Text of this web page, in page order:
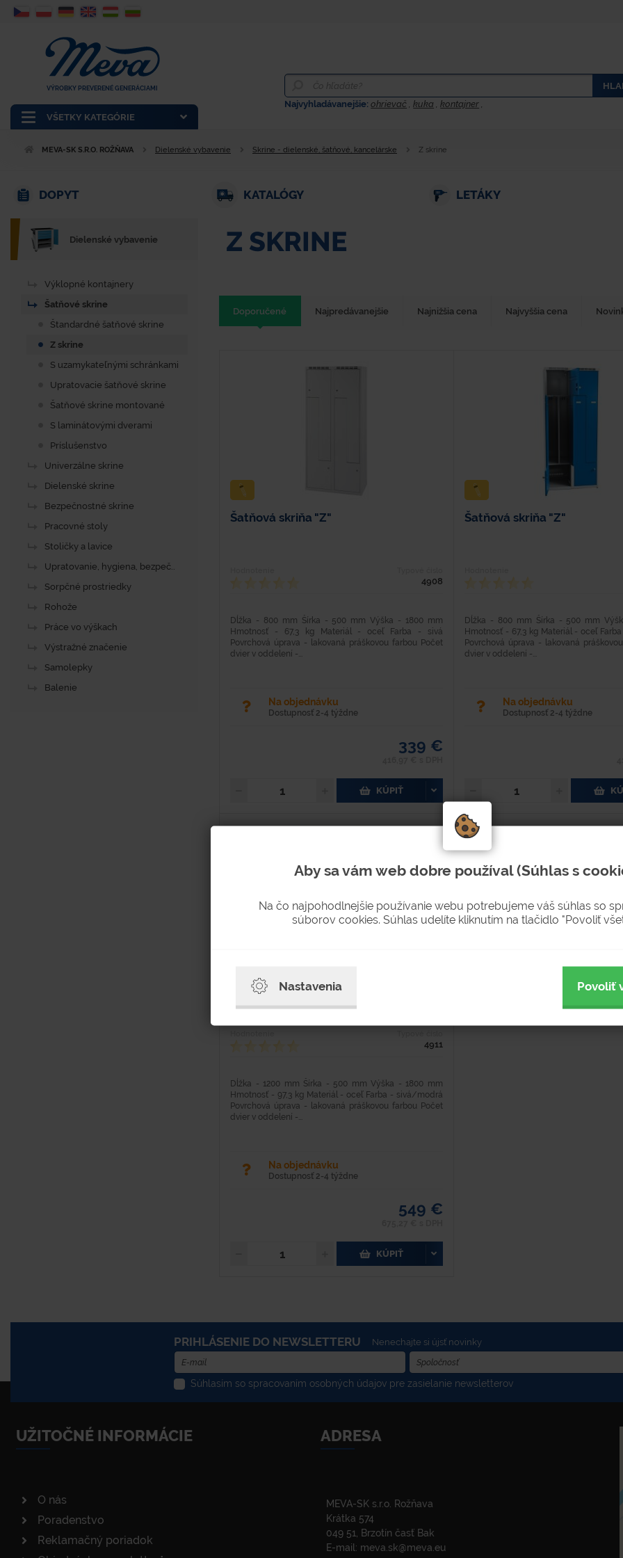
VŠETKY KATEGÓRIE
VÝROBKY PREVERENÉ GENERÁCIAMI
Najvyhladávanejšie:ohrievač ,kuka ,kontajner ,
MEVA-SK S.R.O. ROŽŇAVA Dielenské vybavenie Skrine - dielenské, šatňové, kancelárske Z skrine
DOPYT KATALÓGY LETÁKY
Z SKRINE
Doporučené Najpredávanejšie Najnižšia cena Najvyššia cena
Šatňová skriňa "Z"
4908
Dĺžka - 800 mm Šírka - 500 mm Výška - 1800 mm
Hmotnosť - 67,3 kg Materiál - oceľ Farba - sivá
Povrchová úprava - lakovaná práškovou farbou Počet
dvier v oddelení -...
Na objednávku
Dostupnosť 2-4 týždne
339 €
KÚPIŤ
Šatňová skriňa "Z"
Dĺžka - 800 mm Šírka - 500 mm
Hmotnosť - 67,3 kg Materiál - oceľ
Povrchová úprava - lakovaná
dvier v oddelení -...
Na objednávku
Dostupnosť 2-4 týždne
Šatňová skriňa "Z"
4911
Dĺžka - 1200 mm Šírka - 500 mm Výška - 1800 mm
Hmotnosť - 97,3 kg Materiál - oceľ Farba - sivá/modrá
Povrchová úprava - lakovaná práškovou farbou Počet
dvier v oddelení -...
Na objednávku
Dostupnosť 2-4 týždne
549 €
KÚPIŤ
Dielenské vybavenie
Výklopné kontajnery
Šatňové skrine
Štandardné šatňové skrine
Z skrine
S uzamykateľnými schránkami
Upratovacie šatňové skrine
Šatňové skrine montované
S laminátovými dverami
Príslušenstvo
Univerzálne skrine
Dielenské skrine
Bezpečnostné skrine
Pracovné stoly
Stoličky a lavice
Upratovanie, hygiena, bezpeč..
Sorpčné prostriedky
Rohože
Práce vo výškach
Výstražné značenie
Samolepky
Balenie
PRIHLÁSENIE DO NEWSLETTERU Nenechajte si újsť novinky
Súhlasím so spracovaním osobných údajov pre zasielanie newsletterov
UŽITOČNÉ INFORMÁCIE
O nás
Poradenstvo
Reklamačný poriadok
ADRESA
MEVA-SK s.r.o. Rožňava
Krátka 574
049 51, Brzotín časť Bak
E-mail: meva.sk@meva.eu
Aby sa vám web dobre používal (Súhlas s
Na čo najpohodlnejšie používanie webu potrebujeme váš súhlas so
súborov cookies. Súhlas udelíte kliknutím na tlačidlo "Povoliť
Nastavenia Povoliť